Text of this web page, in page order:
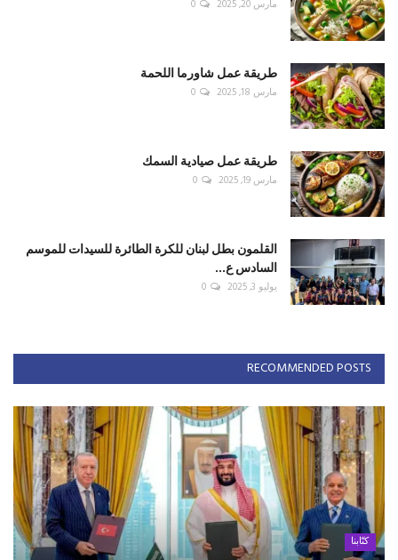
مارس 20, 2025 0
طريقة عمل شاورما اللحمة
مارس 18, 2025 0
طريقة عمل صيادية السمك
مارس 19, 2025 0
القلمون بطل لبنان للكرة الطائرة للسيدات للموسم
السادس ع...
يوليو 3, 2025 0
RECOMMENDED POSTS
كتّابنا